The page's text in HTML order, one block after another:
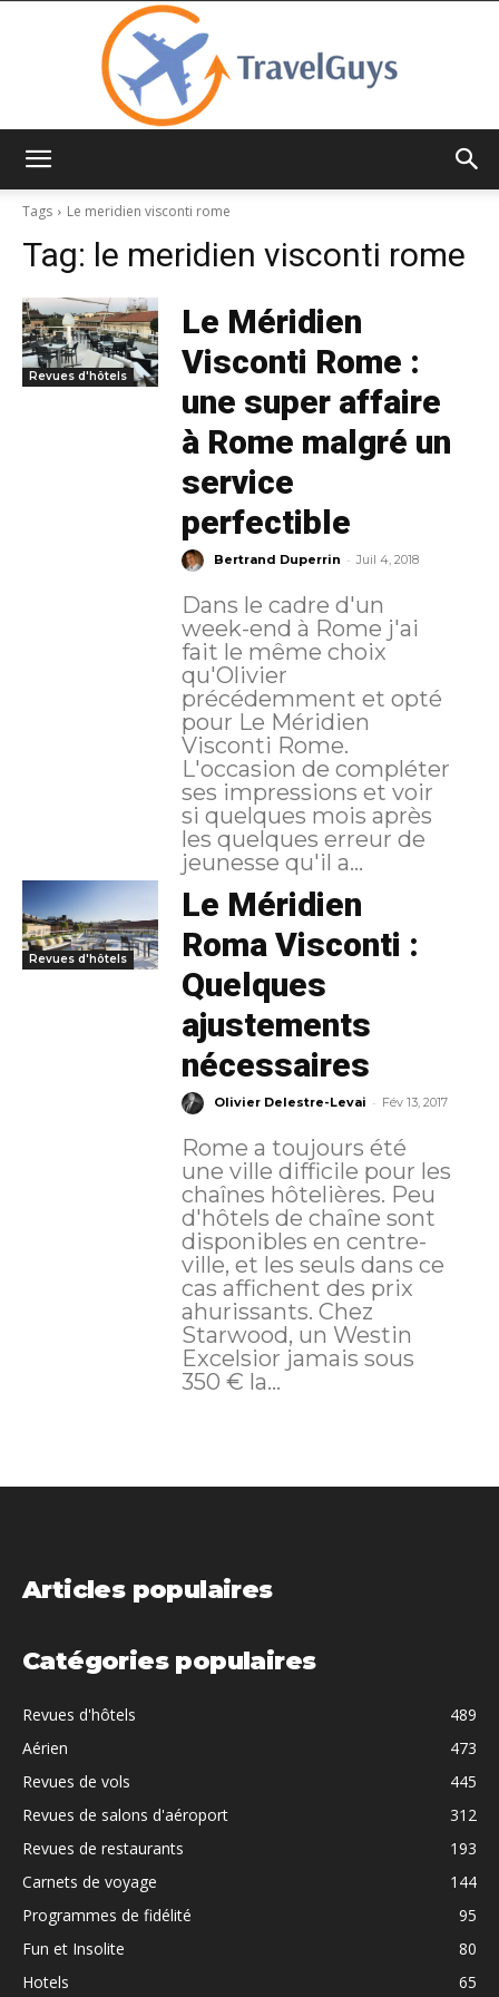
Tags
Le meridien visconti rome
Tag: le meridien visconti rome
Revues d'hôtels
Le Méridien
Visconti Rome :
une super affaire
à Rome malgré un
service
perfectible
Bertrand Duperrin - Juil 4, 2018
Dans le cadre d'un
week-end à Rome j'ai
fait le même choix
qu'Olivier
précédemment et opté
pour Le Méridien
Visconti Rome.
L'occasion de compléter
ses impressions et voir
si quelques mois après
les quelques erreur de
jeunesse qu'il a...
Revues d'hôtels
Le Méridien
Roma Visconti :
Quelques
ajustements
nécessaires
Olivier Delestre-Levai - Fév 13, 2017
Rome a toujours été
une ville difficile pour les
chaînes hôtelières. Peu
d'hôtels de chaîne sont
disponibles en centre-
ville, et les seuls dans ce
cas affichent des prix
ahurissants. Chez
Starwood, un Westin
Excelsior jamais sous
350 € la...
Articles populaires
Catégories populaires
Revues d'hôtels
489
Aérien
473
Revues de vols
445
Revues de salons d'aéroport
312
Revues de restaurants
193
Carnets de voyage
144
Programmes de fidélité
95
Fun et Insolite
80
Hotels
65